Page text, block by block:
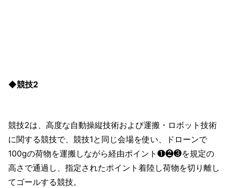
◆競技2
競技2は、高度な自動操縦技術および運搬・ロボット技術
に関する競技で、競技1と同じ会場を使い、ドローンで
100gの荷物を運搬しながら経由ポイント❶❷❸を規定の
高さで通過し、指定されたポイント着陸し荷物を切り離し
てゴールする競技。